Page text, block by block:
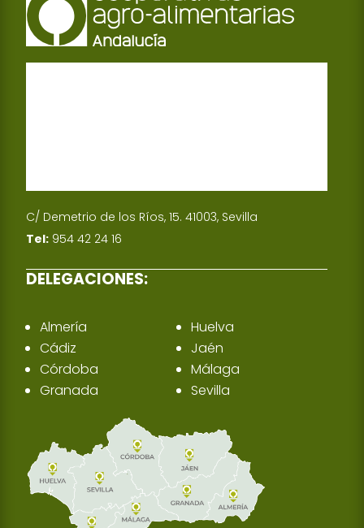
C/ Demetrio de los Ríos, 15. 41003, Sevilla
Tel: 954 42 24 16
DELEGACIONES:
Almería
Cádiz
Córdoba
Granada
Huelva
Jaén
Málaga
Sevilla